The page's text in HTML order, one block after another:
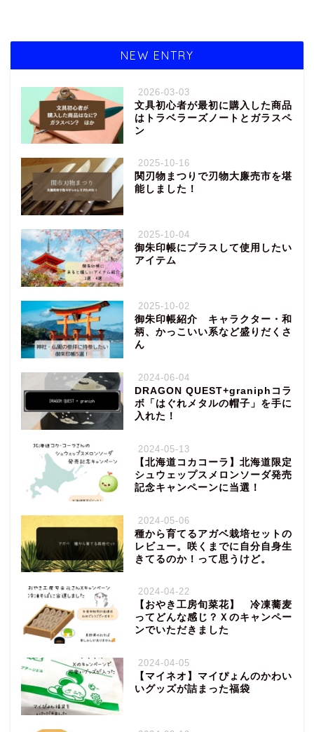
NEW ENTRY
2026-03-03
文具初心者が最初に購入した商品
はトラベラーズノートとガラスペ
ン
2025-10-16
関刃物まつりで刃物大廉売市を堪
能しました！
2025-10-04
御朱印帳にプラスして使用したい
アイテム
2025-10-02
御朱印帳紹介 キャラクター・和
柄、かっこいい系など盛りだくさ
ん
2024-06-04
DRAGON QUEST+graniphコラ
ボ「はぐれメタルの帽子」を手に
入れた！
2024-05-13
【北海道コカコーラ】北海道限定
シュウェップスメロンソーダ発売
記念キャンペーンに当選！
2024-05-06
種から育てるアガベ栽培セットの
レビュー。咲くまでに自分自身生
きてるのか！って思うけど。
2024-04-22
【おやき工房旬菜花】 冷凍蕎麦
ってどんな感じ？Ｘのキャンペー
ンでいただきました
2024-04-05
【マイネオ】マイぴょんのかわい
いグッズが詰まった福袋